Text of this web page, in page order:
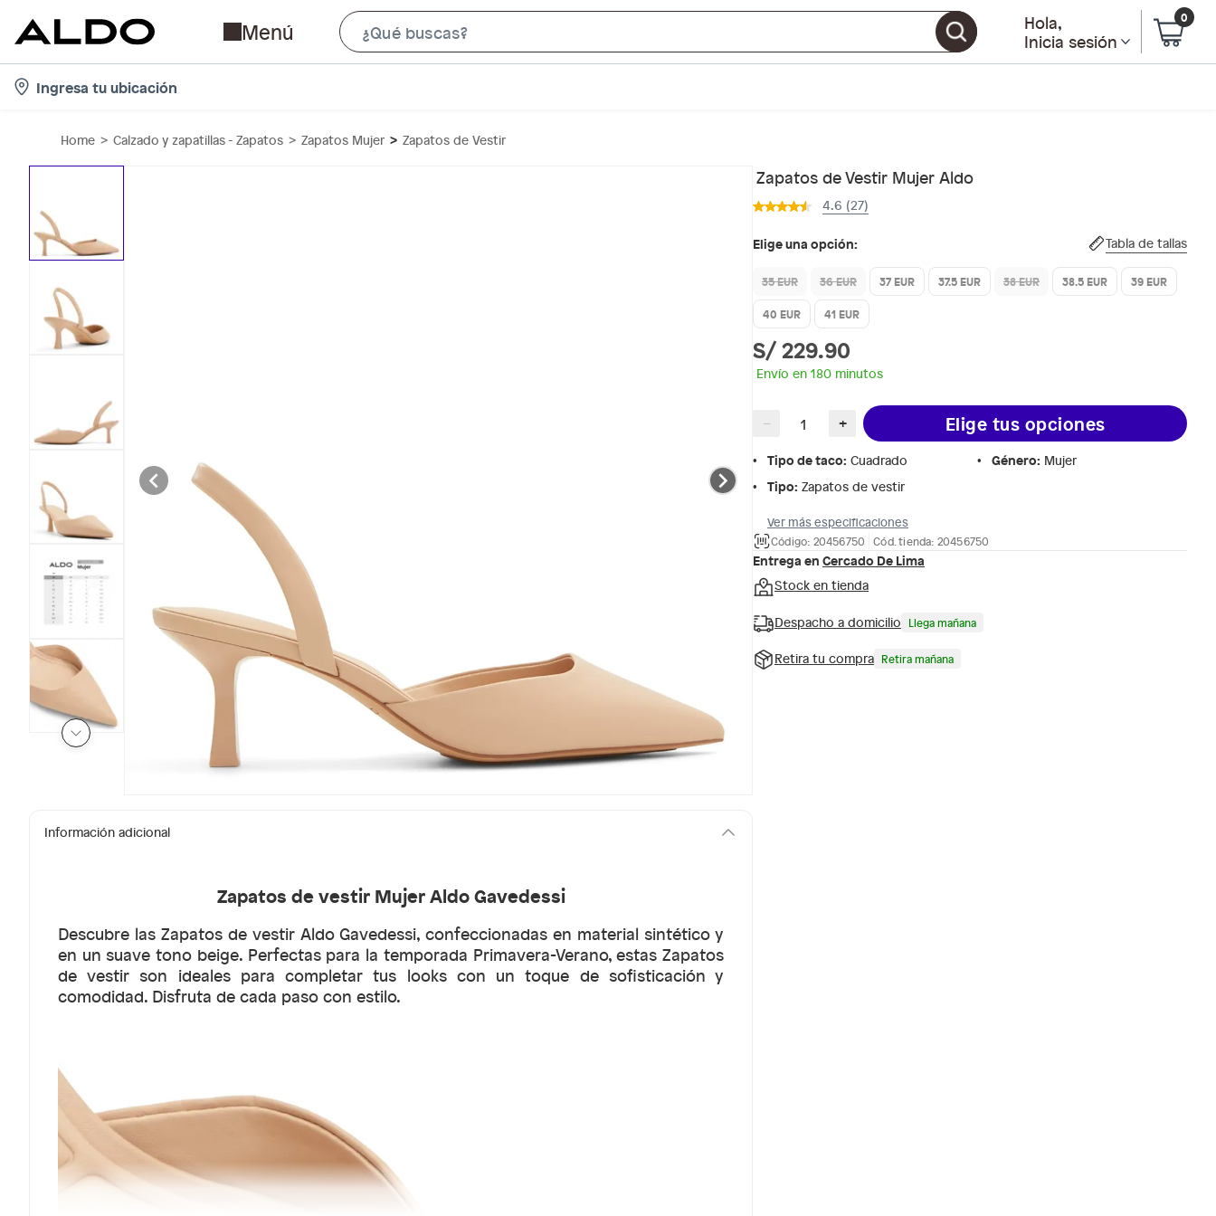
Menú
e
Hola,
Inicia sesión
0
Ingresa tu ubicación
Home Calzado y zapatillas - Zapatos Zapatos Mujer Zapatos de Vestir
Información adicional
Zapatos de vestir Mujer Aldo Gavedessi
Descubre las Zapatos de vestir Aldo Gavedessi, confeccionadas en material sintético y
en un suave tono beige. Perfectas para la temporada Primavera-Verano, estas Zapatos
de vestir son ideales para completar tus looks con un toque de sofisticación y
comodidad. Disfruta de cada paso con estilo.
Zapatos de Vestir Mujer Aldo
4.6 (27)
Elige una opción: Tabla de tallas
35 EUR 36 EUR 37 EUR 37.5 EUR 38 EUR 38.5 EUR
39 EUR
40 EUR
41 EUR
S/ 229.90
Envío en 180 minutos
− + Elige tus opciones
Tipo de taco: Cuadrado Género: Mujer
Tipo: Zapatos de vestir
Ver más especificaciones
Código: 20456750 Cód. tienda: 20456750
Entrega en Cercado De Lima
Stock en tienda
Despacho a domicilio Llega mañana
Retira tu compra Retira mañana